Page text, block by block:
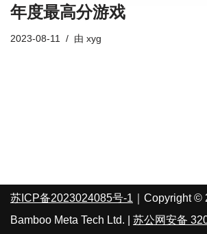
年度最高分游戏
2023-08-11 由 xyg
苏ICP备2023024085号-1 ｜Copyright
Bamboo Meta Tech Ltd. | 苏公网安备